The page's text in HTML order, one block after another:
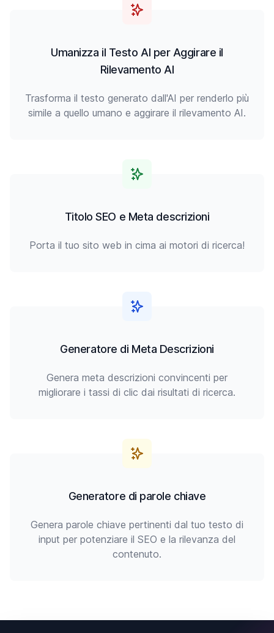
Umanizza il Testo AI per Aggirare il
Rilevamento AI
Trasforma il testo generato dall'AI per renderlo più
simile a quello umano e aggirare il rilevamento AI.
Titolo SEO e Meta descrizioni
Porta il tuo sito web in cima ai motori di ricerca!
Generatore di Meta Descrizioni
Genera meta descrizioni convincenti per
migliorare i tassi di clic dai risultati di ricerca.
Generatore di parole chiave
Genera parole chiave pertinenti dal tuo testo di
input per potenziare il SEO e la rilevanza del
contenuto.